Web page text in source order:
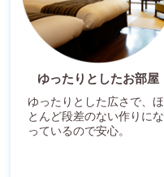
ゆったりとしたお部屋
ゆったりとした広さで、ほ
とんど段差のない作りにな
っているので安心。